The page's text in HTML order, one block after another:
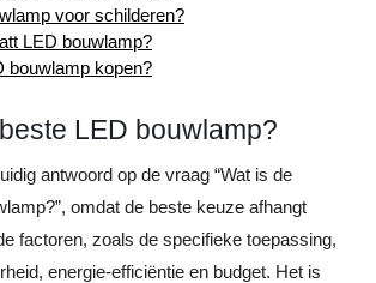
voor schilderen?
LED bouwlamp?
bouwlamp kopen?
LED bouwlamp?
antwoord op de vraag “Wat is de
omdat de beste keuze afhangt
factoren, zoals de specifieke toepassing,
energie-efficiëntie en budget. Het is